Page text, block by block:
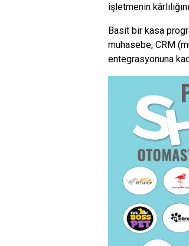
işletmenin
Basit bir kasa
muhasebe, CRM
entegrasyonuna